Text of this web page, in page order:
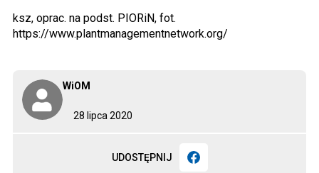
28 lipca 2020
WiOM
UDOSTĘPNIJ
ksz, oprac. na podst. PIORiN, fot.
https://www.plantmanagementnetwork.org/